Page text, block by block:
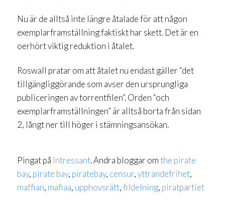
Nu är de alltså inte längre åtalade för att någon
exemplarframställning faktiskt har skett. Det är en
oerhört viktig reduktion i åtalet.
Roswall pratar om att åtalet nu endast gäller “det
tillgängliggörande som avser den ursprungliga
publiceringen av torrentfilen”. Orden “och
exemplarframställningen” är alltså borta från sidan
2, långt ner till höger i stämningsansökan.
Pingat på Intressant. Andra bloggar omthe pirate
bay, pirate bay, piratebay, censur,yttrandefrihet,
maffian, mafiaa, upphovsrätt,fildelning, piratpartiet